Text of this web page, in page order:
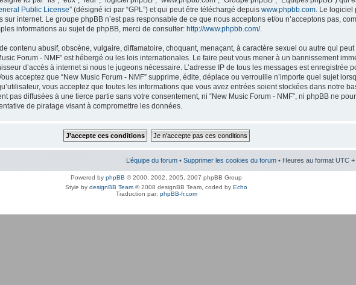
Public License” (désigné ici par “GPL”) et qui peut être téléchargé depuis www.phpbb.com. Le logiciel
internet. Le groupe phpBB n’est pas responsable de ce que nous acceptons et/ou n’acceptons pas,
informations au sujet de phpBB, merci de consulter: http://www.phpbb.com/.
contenu abusif, obscène, vulgaire, diffamatoire, choquant, menaçant, à caractère sexuel ou autre qui
Forum - NMF” est hébergé ou les lois internationales. Le faire peut vous mener à un bannissement
d’accès à internet si nous le jugeons nécessaire. L’adresse IP de tous les messages est enregistrée
acceptez que “New Music Forum - NMF” supprime, édite, déplace ou verrouille n’importe quel sujet
vous acceptez que toutes les informations que vous avez entrées soient stockées dans notre
pas diffusées à une tierce partie sans votre consentement, ni “New Music Forum - NMF”, ni phpBB ne
de piratage visant à compromettre les données.
L’équipe du forum • Supprimer les cookies du forum • Heures au format UTC
Powered by phpBB © 2000, 2002, 2005, 2007 phpBB Group
Style by designBB Team © 2008 designBB Team, coded by Echo
Traduction par: phpBB-fr.com